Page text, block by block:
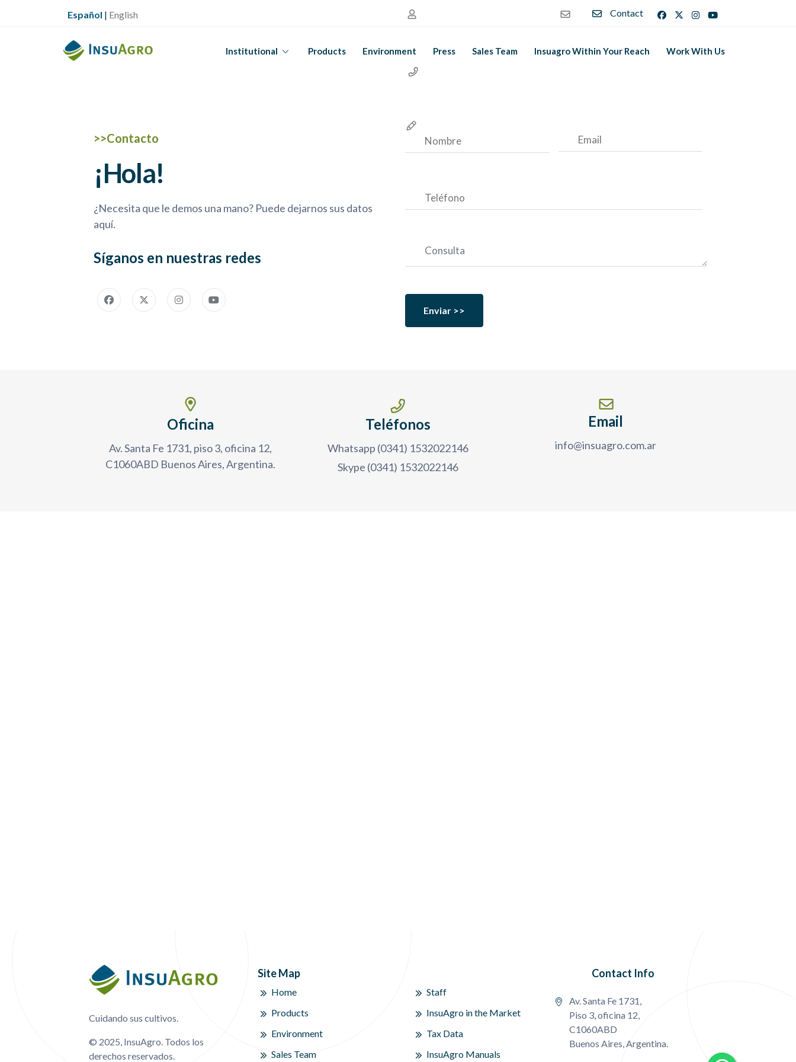
Menú Secundario
Español | English Contact
Menú Primario
Institutional Products Environment Press Sales Team Insuagro Within Your Reach Work With Us
>>Contacto
¡Hola!
¿Necesita que le demos una mano? Puede dejarnos sus datos
aquí.
Síganos en nuestras redes
Oficina
Av. Santa Fe 1731, piso 3, oficina 12,
C1060ABD Buenos Aires, Argentina.
Teléfonos
Whatsapp (0341) 1532022146
Skype (0341) 1532022146
Email
info@insuagro.com.ar
Cuidando sus cultivos.
© 2025, InsuAgro. Todos los
derechos reservados.
Site Map
Home
Staff
Products
InsuAgro in the Market
Environment
Tax Data
Sales Team
InsuAgro Manuals
Contact Info
Av. Santa Fe 1731,
Piso 3, oficina 12,
C1060ABD
Buenos Aires, Argentina.